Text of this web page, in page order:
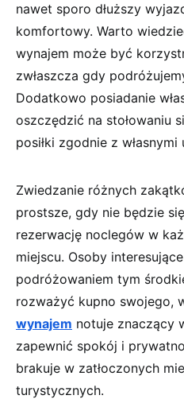
nawet sporo dłuższy
komfortowy. Warto
wynajem może być
zwłaszcza gdy
Dodatkowo posiadanie
oszczędzić na stołowaniu
posiłki zgodnie z
Zwiedzanie różnych
prostsze, gdy nie będzie
rezerwację noclegów w
miejscu. Osoby
podróżowaniem tym
rozważyć kupno swojego,
wynajem notuje znaczący
zapewnić spokój i
brakuje w zatłoczonych
turystycznych.